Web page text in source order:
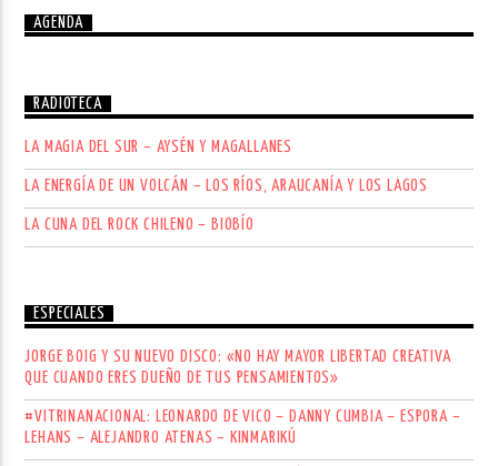
AGENDA
RADIOTECA
LA MAGIA DEL SUR – AYSÉN Y MAGALLANES
LA ENERGÍA DE UN VOLCÁN – LOS RÍOS, ARAUCANÍA Y LOS LAGOS
LA CUNA DEL ROCK CHILENO – BIOBÍO
ESPECIALES
JORGE BOIG Y SU NUEVO DISCO: «NO HAY MAYOR LIBERTAD CREATIVA
QUE CUANDO ERES DUEÑO DE TUS PENSAMIENTOS»
#VITRINANACIONAL: LEONARDO DE VICO – DANNY CUMBIA – ESPORA –
LEHANS – ALEJANDRO ATENAS – KINMARIKÚ